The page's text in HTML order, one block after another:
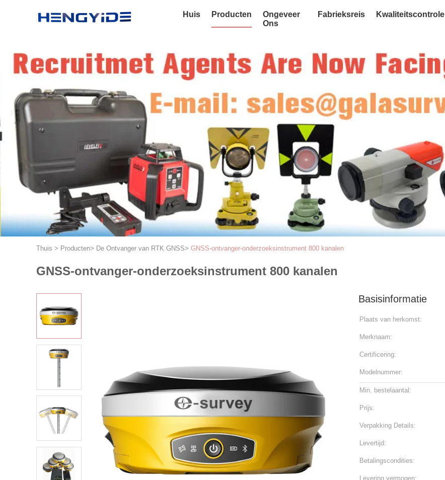
Huis Producten
Ongeveer
Ons
Fabrieksreis Kwaliteitscontrole
Thuis > Producten> De Ontvanger van RTK GNSS> GNSS-ontvanger-onderzoeksinstrument 800 kanalen
GNSS-ontvanger-onderzoeksinstrument 800 kanalen
Basisinformatie
Plaats van herkomst:
Merknaam:
Certificering:
Modelnummer:
Min. bestelaantal:
Prijs:
Verpakking Details:
Levertijd:
Betalingscondities:
Levering vermogen: